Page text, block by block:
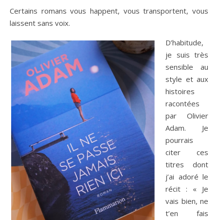
Certains romans vous happent, vous transportent, vous
laissent sans voix.
D’habitude,
je suis très
sensible au
style et aux
histoires
racontées
par Olivier
Adam. Je
pourrais
citer ces
titres dont
j’ai adoré le
récit : « Je
vais bien, ne
t’en fais